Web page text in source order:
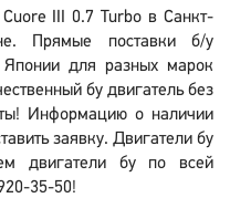
III 0.7 Turbo в Санкт-
Прямые поставки б/у
для разных марок
бу двигатель без
Информацию о наличии
заявку. Двигатели бу
двигатели бу по всей
35-50!